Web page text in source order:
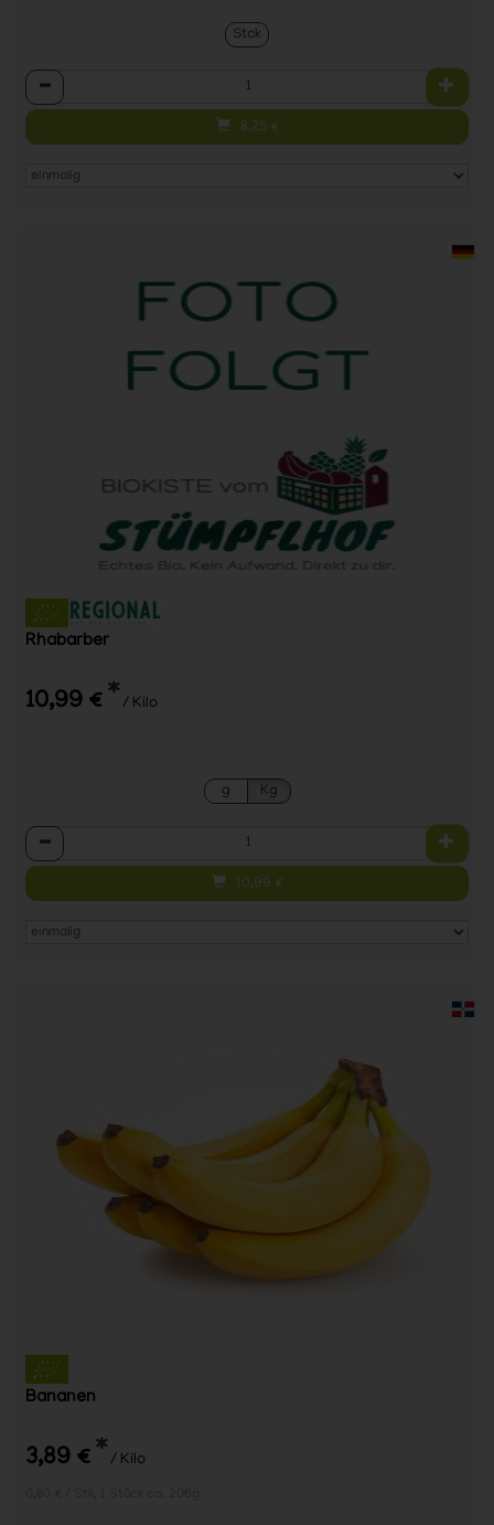
Stck
Anzahl
8,25 €
Rhabarber
10,99 € * / Kilo
g Kg
Anzahl
10,99 €
Bananen
3,89 € * / Kilo